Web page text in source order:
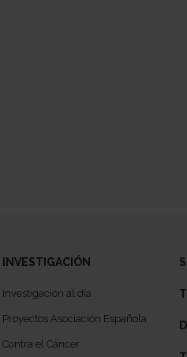
INVESTIGACIÓN
Investigación al día
Proyectos Asociación Española
Contra el Cáncer